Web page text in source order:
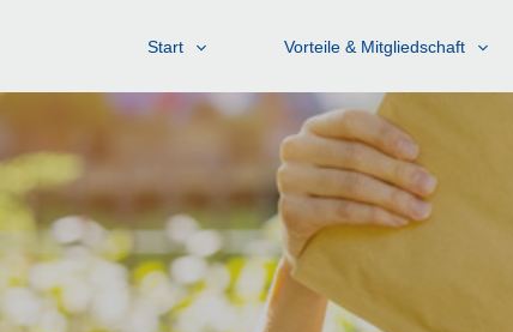
Start Vorteile & Mitgliedschaft